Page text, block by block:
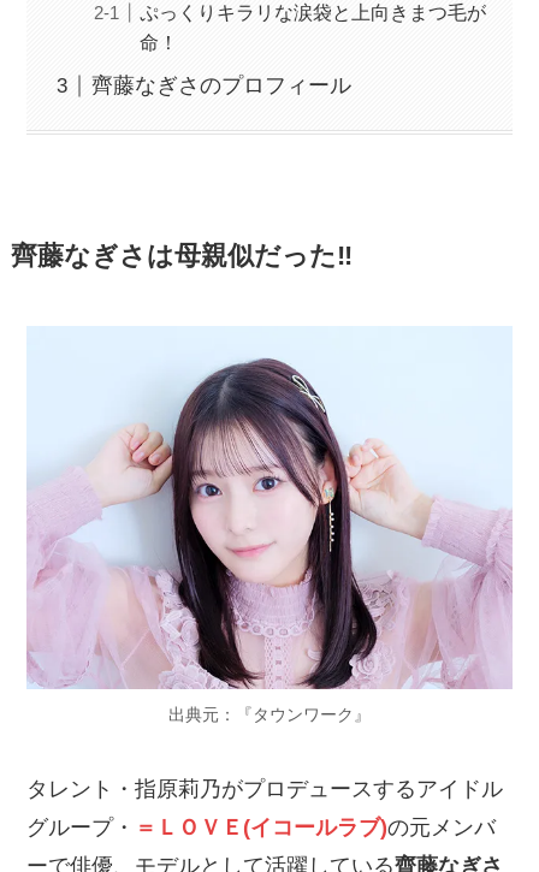
ぷっくりキラリな涙袋と上向きまつ毛が
命！
齊藤なぎさのプロフィール
齊藤なぎさは母親似だった‼
出典元：『タウンワーク』
タレント・指原莉乃がプロデュースするアイドル
グループ・ ＝ＬＯＶＥ(イコールラブ)の元メンバ
ーで俳優、モデルとして活躍している齊藤なぎさ